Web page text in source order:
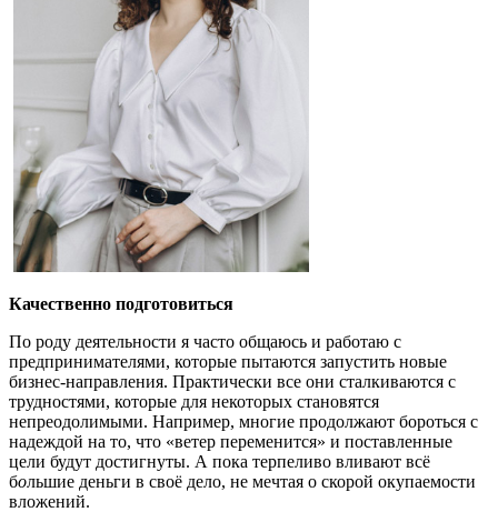
Качественно подготовиться
По роду деятельности я часто общаюсь и работаю с
предпринимателями, которые пытаются запустить новые
бизнес-направления. Практически все они сталкиваются с
трудностями, которые для некоторых становятся
непреодолимыми. Например, многие продолжают бороться с
надеждой на то, что «ветер переменится» и поставленные
цели будут достигнуты. А пока терпеливо вливают всё
большие деньги в своё дело, не мечтая о скорой окупаемости
вложений.